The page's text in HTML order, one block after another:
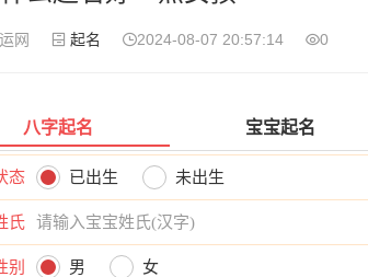
网 起名 2024-08-07 20:57:14 0
八字起名 宝宝起名
态 已出生 未出生
氏
别 男 女